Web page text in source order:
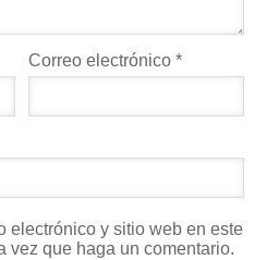
Correo electrónico*
electrónico y sitio web en este
vez que haga un comentario.